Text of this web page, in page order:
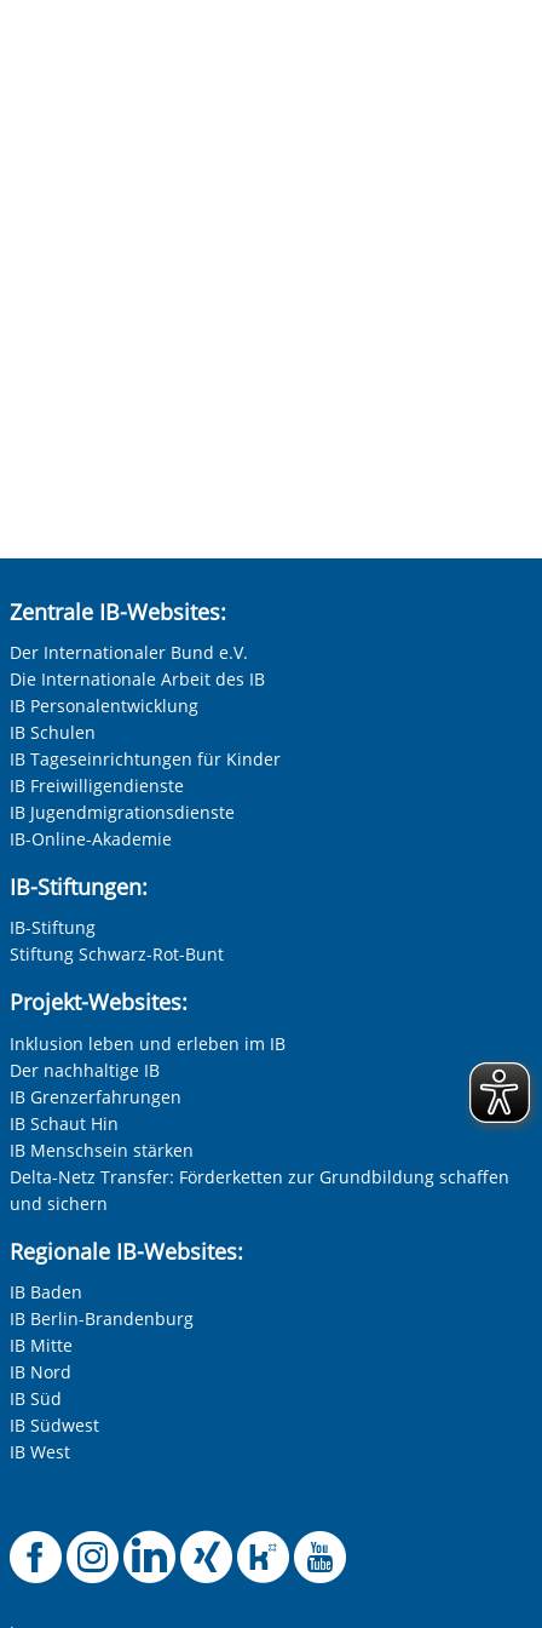
Zentrale IB-Websites:
Der Internationaler Bund e.V.
Die Internationale Arbeit des IB
IB Personalentwicklung
IB Schulen
IB Tageseinrichtungen für Kinder
IB Freiwilligendienste
IB Jugendmigrationsdienste
IB-Online-Akademie
IB-Stiftungen:
IB-Stiftung
Stiftung Schwarz-Rot-Bunt
Projekt-Websites:
Inklusion leben und erleben im IB
Der nachhaltige IB
IB Grenzerfahrungen
IB Schaut Hin
IB Menschsein stärken
Delta-Netz Transfer: Förderketten zur Grundbildung schaffen
und sichern
Regionale IB-Websites:
IB Baden
IB Berlin-Brandenburg
IB Mitte
IB Nord
IB Süd
IB Südwest
IB West
Offizielle
Offizielle
Offizielle
Offizielle
Offizielle